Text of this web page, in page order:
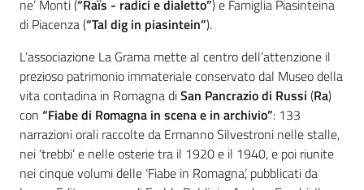
ne’ Monti (“Raïs - radici e dialetto”) e Famiglia Piasinteina
di Piacenza (“Tal dig in piasintein”).
L’associazione La Grama mette al centro dell’attenzione il
prezioso patrimonio immateriale conservato dal Museo della
vita contadina in Romagna diSan Pancrazio di Russi (Ra)
con “Fiabe di Romagna in scena e in archivio”: 133
narrazioni orali raccolte da Ermanno Silvestroni nelle stalle,
nei ‘trebbi’ e nelle osterie tra il 1920 e il 1940, e poi riunite
nei cinque volumi delle ‘Fiabe in Romagna’, pubblicati da